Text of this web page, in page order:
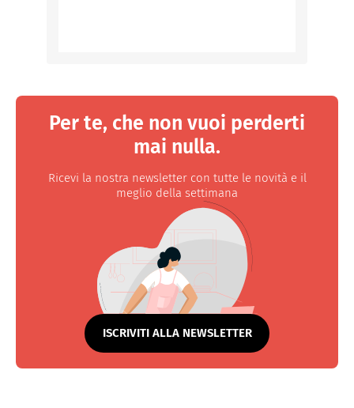
Per te, che non vuoi perderti
mai nulla.
Ricevi la nostra newsletter con tutte le novità e il
meglio della settimana
ISCRIVITI ALLA NEWSLETTER